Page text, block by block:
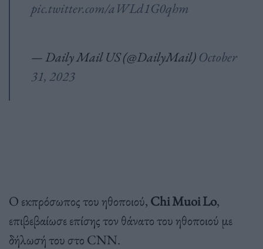
pic.twitter.com/aWLd1G0qhm
— Daily Mail US (@DailyMail) October
31, 2023
Ο εκπρόσωπος του ηθοποιού, Chi Muoi Lo,
επιβεβαίωσε επίσης τον θάνατο του ηθοποιού με
δήλωσή του στο CNN.